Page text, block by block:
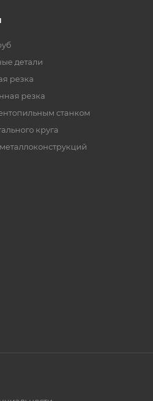
детали
резка
резка
станком
круга